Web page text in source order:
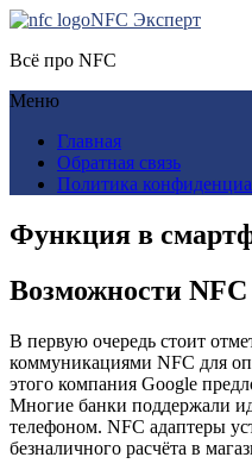
NFC Эксперт
Всё про NFC
Меню
Главная
Обратная связь
Политика
Функция в
Возможности NFC
В первую очередь стоит
коммуникациями NFC для
этого компания Google
Многие банки поддержали
телефоном. NFC адаптеры
безналичного расчёта в